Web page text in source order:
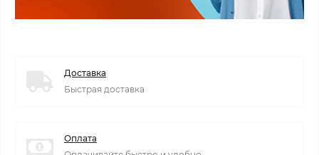
Доставка
Быстрая доставка
Оплата